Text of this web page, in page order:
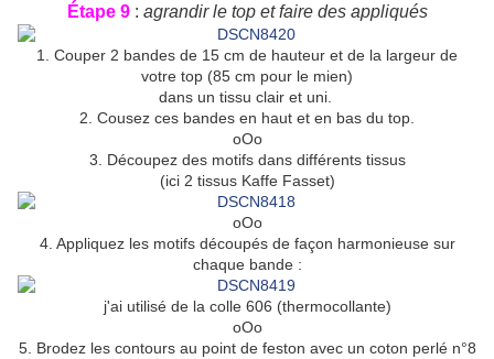
Étape 9: agrandir le top et faire des appliqués
1. Couper 2 bandes de 15 cm de hauteur et de la largeur de
votre top (85 cm pour le mien)
dans un tissu clair et uni.
2. Cousez ces bandes en haut et en bas du top.
oOo
3. Découpez des motifs dans différents tissus
(ici 2 tissus Kaffe Fasset)
oOo
4. Appliquez les motifs découpés de façon harmonieuse sur
chaque bande :
j'ai utilisé de la colle 606 (thermocollante)
oOo
5. Brodez les contours au point de feston avec un coton perlé n°8